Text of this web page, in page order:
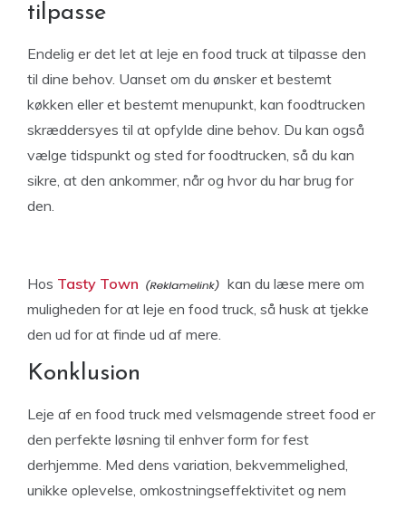
tilpasse
Endelig er det let at leje en food truck at tilpasse den
til dine behov. Uanset om du ønsker et bestemt
køkken eller et bestemt menupunkt, kan foodtrucken
skræddersyes til at opfylde dine behov. Du kan også
vælge tidspunkt og sted for foodtrucken, så du kan
sikre, at den ankommer, når og hvor du har brug for
den.
Hos Tasty Town
kan du læse mere om
muligheden for at leje en food truck, så husk at tjekke
den ud for at finde ud af mere.
Konklusion
Leje af en food truck med velsmagende street food er
den perfekte løsning til enhver form for fest
derhjemme. Med dens variation, bekvemmelighed,
unikke oplevelse, omkostningseffektivitet og nem